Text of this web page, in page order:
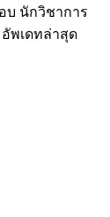
บ นักวิชาการ
พเดทล่าสุด